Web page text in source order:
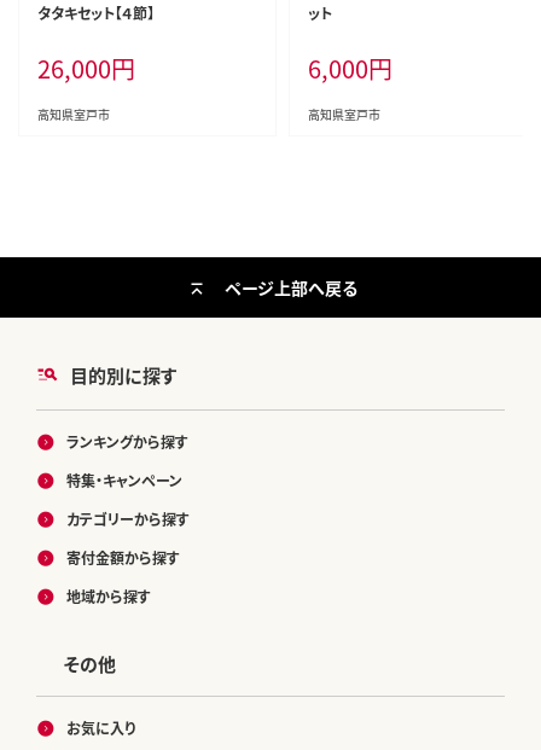
タタキセット【４節】
26,000円
高知県室戸市
ット
6,000円
高知県室戸市
目的別に探す
ランキングから探す
特集・キャンペーン
カテゴリーから探す
寄付金額から探す
地域から探す
その他
お気に入り
ページ上部へ戻る